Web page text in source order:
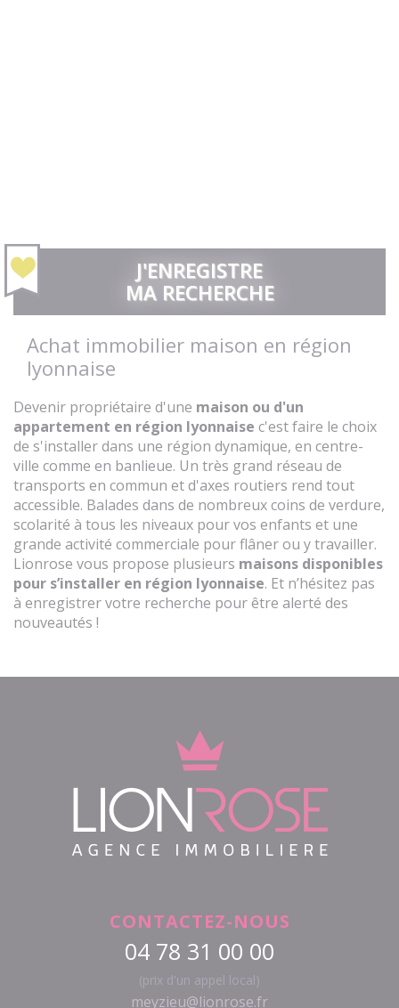
J'ENREGISTRE
MA RECHERCHE
Achat immobilier maison en région
lyonnaise
Devenir propriétaire d'une maison ou d'un
appartement en région lyonnaise c'est faire le choix
de s'installer dans une région dynamique, en centre-
ville comme en banlieue. Un très grand réseau de
transports en commun et d'axes routiers rend tout
accessible. Balades dans de nombreux coins de verdure,
scolarité à tous les niveaux pour vos enfants et une
grande activité commerciale pour flâner ou y travailler.
Lionrose vous propose plusieurs maisons disponibles
pour s’installer en région lyonnaise. Et n’hésitez pas
à enregistrer votre recherche pour être alerté des
nouveautés !
CONTACTEZ-NOUS
04 78 31 00 00
(prix d'un appel local)
meyzieu@lionrose.fr